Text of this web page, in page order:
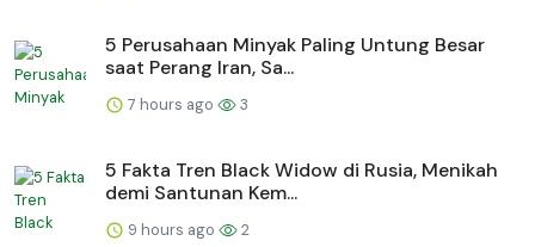
5 Perusahaan Minyak Paling Untung Besar
saat Perang Iran, Sa...
7 hours ago 3
5 Fakta Tren Black Widow di Rusia, Menikah
demi Santunan Kem...
9 hours ago 2